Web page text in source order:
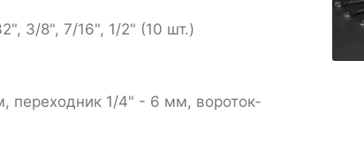
3/8", 7/16", 1/2" (10 шт.)
переходник 1/4" - 6 мм, вороток-